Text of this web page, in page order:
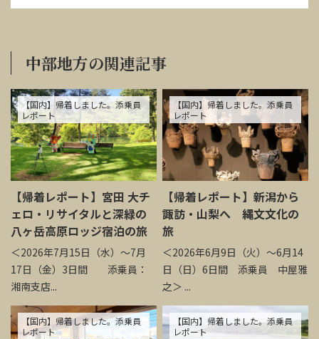
中部地方の関連記事
【国内】帰着しました。添乗員
レポート
【帰着レポート】宮田 大チ
ェロ・リサイタルと深緑の
八ヶ岳高原ロッジ宿泊の旅
＜2026年7月15日（水）～7月
17日（金）3日間 添乗員：
湘南支店...
【国内】帰着しました。添乗員
レポート
【帰着レポート】新潟から
諏訪・山梨へ 縄文文化の
旅
＜2026年6月9日（火）～6月14
日（日）6日間 添乗員 中屋雅
之＞ ...
【国内】帰着しました。添乗員
レポート
【国内】帰着しました。添乗員
レポート